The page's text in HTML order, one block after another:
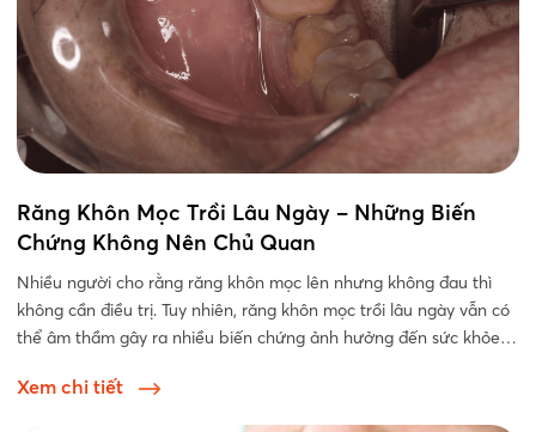
Răng Khôn Mọc Trồi Lâu Ngày – Những Biến
Chứng Không Nên Chủ Quan
Nhiều người cho rằng răng khôn mọc lên nhưng không đau thì
không cần điều trị. Tuy nhiên, răng khôn mọc trồi lâu ngày vẫn có
thể âm thầm gây ra nhiều biến chứng ảnh hưởng đến sức khỏe
Xem chi tiết